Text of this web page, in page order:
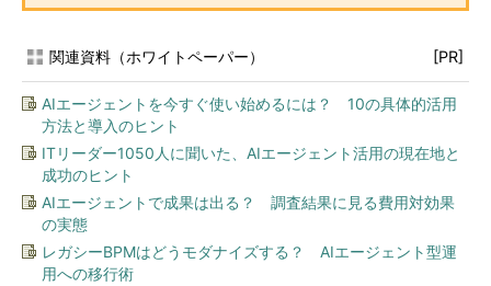
関連資料（ホワイトペーパー） [PR]
AIエージェントを今すぐ使い始めるには？ 10の具体的活用
方法と導入のヒント
ITリーダー1050人に聞いた、AIエージェント活用の現在地と
成功のヒント
AIエージェントで成果は出る？ 調査結果に見る費用対効果
の実態
レガシーBPMはどうモダナイズする？ AIエージェント型運
用への移行術